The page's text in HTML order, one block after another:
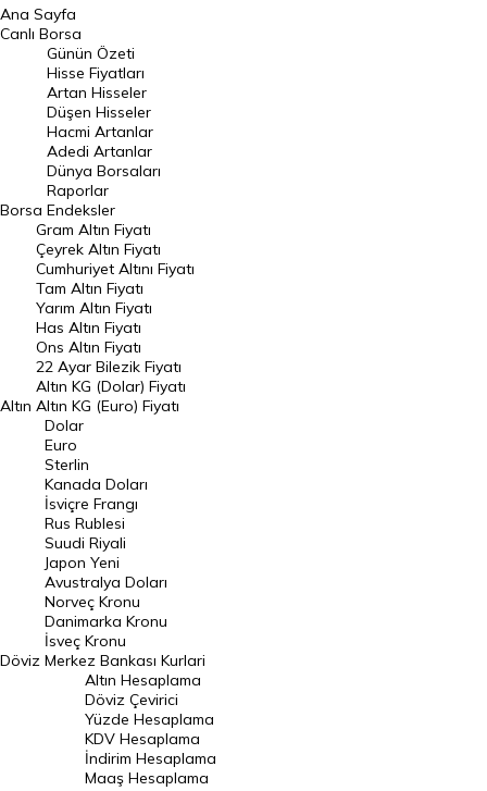
BIST 100 Hisseleri
En Çok Artan Hisseler
En Çok Düşen Hisseler
Hacmi Artanlar
Geçmiş Kapanışlar
Dünya Borsaları
Raporlar
Endeksler
DÖVİZ
Döviz Kuru
Dolar Kuru
Euro Kuru
Pound Kuru
Frank Kuru
Riyal Kuru
Avustralya Doları
Danimarka Kronu Kuru
Kanada Doları Kuru
Norveç Kronu Kuru
İsveç Kronu Kuru
Japon Yeni Kuru
Serbest Piyasa Döviz Kurları
Ana Sayfa
Canlı Borsa
Borsa
Günün Özeti
Hisse Fiyatları
Artan Hisseler
Düşen Hisseler
Hacmi Artanlar
Adedi Artanlar
Dünya Borsaları
Raporlar
Endeksler
Altın
Gram Altın Fiyatı
Çeyrek Altın Fiyatı
Cumhuriyet Altını Fiyatı
Tam Altın Fiyatı
Yarım Altın Fiyatı
Has Altın Fiyatı
Ons Altın Fiyatı
22 Ayar Bilezik Fiyatı
Altın KG (Dolar) Fiyatı
Altın KG (Euro) Fiyatı
Döviz
Dolar
Euro
Sterlin
Kanada Doları
İsviçre Frangı
Rus Rublesi
Suudi Riyali
Japon Yeni
Avustralya Doları
Norveç Kronu
Danimarka Kronu
İsveç Kronu
Merkez Bankası Kurlari
Altın Hesaplama
Döviz Çevirici
Yüzde Hesaplama
KDV Hesaplama
İndirim Hesaplama
Maaş Hesaplama